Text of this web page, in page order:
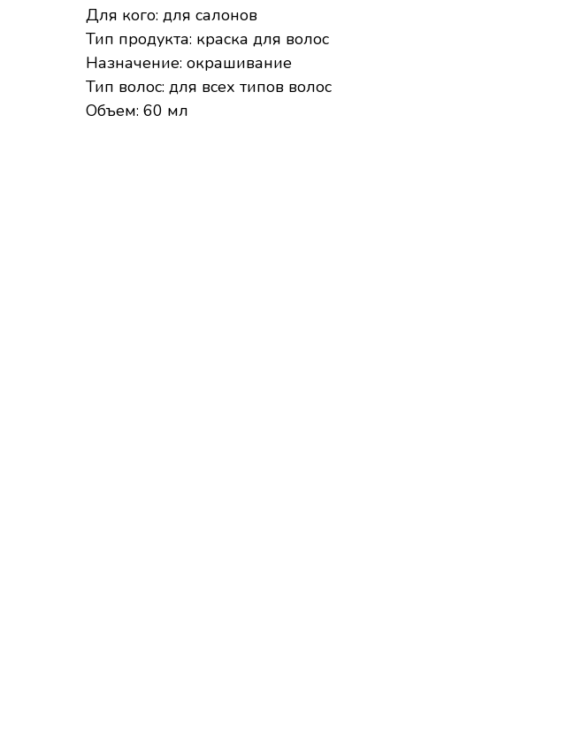
Для кого: для салонов
Тип продукта: краска для волос
Назначение: окрашивание
Тип волос: для всех типов волос
Объем: 60 мл